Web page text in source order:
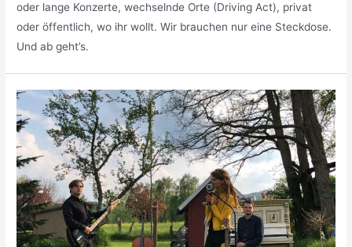
oder lange Konzerte, wechselnde Orte (Driving Act), privat
oder öffentlich, wo ihr wollt. Wir brauchen nur eine Steckdose.
Und ab geht’s.